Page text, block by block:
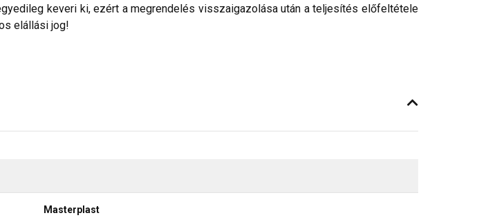
keveri ki, ezért a megrendelés visszaigazolása után a teljesítés előfeltétele
elállási jog!
Masterplast